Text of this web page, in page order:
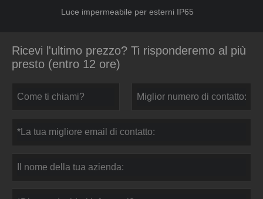
Luce impermeabile per esterni IP65
Ricevi l'ultimo prezzo? Ti risponderemo al più
presto (entro 12 ore)